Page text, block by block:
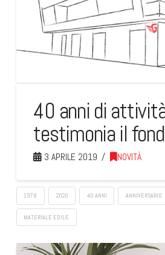
40 anni di
testimonia il
3 APRILE 2019 NOVITÀ
1978 2020 40 ANNI ANNIVERSARIO
MATERIALE EDILE